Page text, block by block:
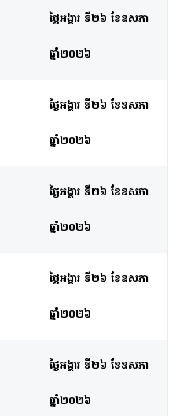
ថ្ងៃអង្គារ ទី២៦ ខែឧសភា
ឆ្នាំ២០២៦
ថ្ងៃអង្គារ ទី២៦ ខែឧសភា
ឆ្នាំ២០២៦
ថ្ងៃអង្គារ ទី២៦ ខែឧសភា
ឆ្នាំ២០២៦
ថ្ងៃអង្គារ ទី២៦ ខែឧសភា
ឆ្នាំ២០២៦
ថ្ងៃអង្គារ ទី២៦ ខែឧសភា
ឆ្នាំ២០២៦